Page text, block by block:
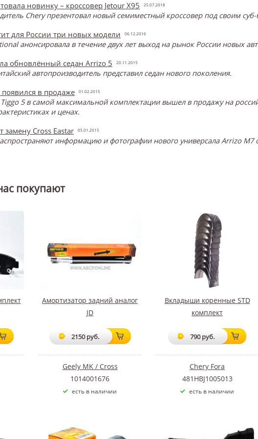
новинку – кроссовер Jetour X95 25.07.2018
Chery презентовал новый семиместный кроссовер под своим
для России три новых модели
06.12.2016
анонсировала в течение двух лет выход на рынок России новых
обновлённый седан Arrizo 5
20.11.2015
автопроизводитель представил седан нового поколения.
появился в продаже
01.02.2015
5 в самой максимальной комплектации вышел в продажу на
и ценах.
замену Cross Eastar
05.01.2015
информацию и фотографии нового универсала Arrizo M7
покупают
Амортизатор задний аналог
JD
2150 руб.
Geely MK / Cross
1014001676
есть в наличии
Вкладыши коренные STD
комплект
790 руб.
Chery Fora
481HBJ1005013
есть в наличии